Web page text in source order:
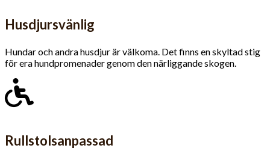
Husdjursvänlig
Hundar och andra husdjur är välkoma. Det finns en skyltad stig
för era hundpromenader genom den närliggande skogen.
Rullstolsanpassad